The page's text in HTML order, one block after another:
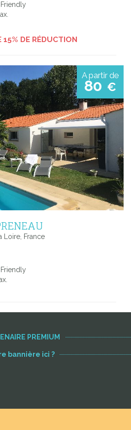
15% DE RÉDUCTION
A partir de
80 €
Loire, France
PREMIUM
bannière ici ?